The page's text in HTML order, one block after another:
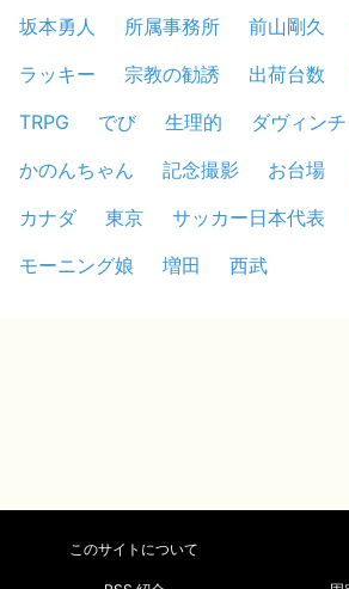
坂本勇人
所属事務所 前山剛久
ラッキー
宗教の勧誘 出荷台数
TRPG
でび 生理的 ダヴィンチ
かのんちゃん
記念撮影 お台場
カナダ
東京 サッカー日本代表
モーニング娘
増田 西武
このサイトについて